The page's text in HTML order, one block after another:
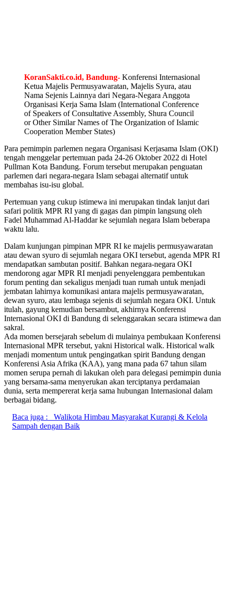
KoranSakti.co.id, Bandung- Konferensi Internasional
Ketua Majelis Permusyawaratan, Majelis Syura, atau
Nama Sejenis Lainnya dari Negara-Negara Anggota
Organisasi Kerja Sama Islam (International Conference
of Speakers of Consultative Assembly, Shura Council
or Other Similar Names of The Organization of Islamic
Cooperation Member States)
Para pemimpin parlemen negara Organisasi Kerjasama Islam (OKI)
tengah menggelar pertemuan pada 24-26 Oktober 2022 di Hotel
Pullman Kota Bandung. Forum tersebut merupakan penguatan
parlemen dari negara-negara Islam sebagai alternatif untuk
membahas isu-isu global.
Pertemuan yang cukup istimewa ini merupakan tindak lanjut dari
safari politik MPR RI yang di gagas dan pimpin langsung oleh
Fadel Muhammad Al-Haddar ke sejumlah negara Islam beberapa
waktu lalu.
Dalam kunjungan pimpinan MPR RI ke majelis permusyawaratan
atau dewan syuro di sejumlah negara OKI tersebut, agenda MPR RI
mendapatkan sambutan positif. Bahkan negara-negara OKI
mendorong agar MPR RI menjadi penyelenggara pembentukan
forum penting dan sekaligus menjadi tuan rumah untuk menjadi
jembatan lahirnya komunikasi antara majelis permusyawaratan,
dewan syuro, atau lembaga sejenis di sejumlah negara OKI. Untuk
itulah, gayung kemudian bersambut, akhirnya Konferensi
Internasional OKI di Bandung di selenggarakan secara istimewa dan
sakral.
Ada momen bersejarah sebelum di mulainya pembukaan Konferensi
Internasional MPR tersebut, yakni Historical walk. Historical walk
menjadi momentum untuk pengingatkan spirit Bandung dengan
Konferensi Asia Afrika (KAA), yang mana pada 67 tahun silam
momen serupa pernah di lakukan oleh para delegasi pemimpin dunia
yang bersama-sama menyerukan akan terciptanya perdamaian
dunia, serta mempererat kerja sama hubungan Internasional dalam
berbagai bidang.
Baca juga :
Walikota Himbau Masyarakat Kurangi & Kelola
Sampah dengan Baik